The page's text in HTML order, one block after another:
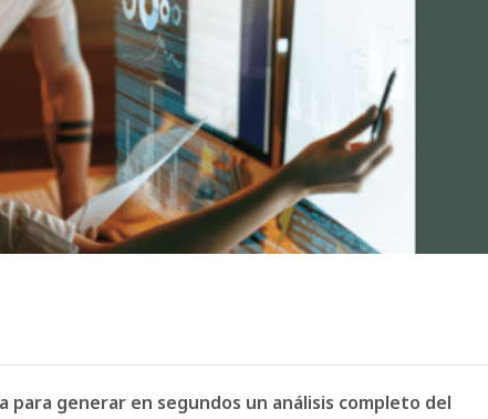
para generar en segundos un análisis completo del